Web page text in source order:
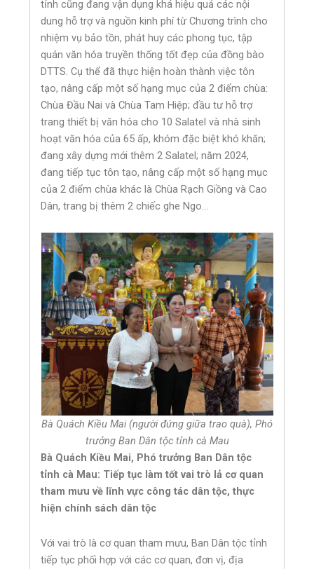
tỉnh cũng đang vận dụng khá hiệu quả các nội
dung hỗ trợ và nguồn kinh phí từ Chương trình cho
nhiệm vụ bảo tồn, phát huy các phong tục, tập
quán văn hóa truyền thống tốt đẹp của đồng bào
DTTS. Cụ thể đã thực hiện hoàn thành việc tôn
tạo, nâng cấp một số hạng mục của 2 điểm chùa:
Chùa Đầu Nai và Chùa Tam Hiệp; đầu tư hỗ trợ
trang thiết bị văn hóa cho 10 Salatel và nhà sinh
hoạt văn hóa của 65 ấp, khóm đặc biệt khó khăn;
đang xây dựng mới thêm 2 Salatel; năm 2024,
đang tiếp tục tôn tạo, nâng cấp một số hạng mục
của 2 điểm chùa khác là Chùa Rạch Giồng và Cao
Dân, trang bị thêm 2 chiếc ghe Ngo…
Bà Quách Kiều Mai (người đứng giữa trao quà), Phó
trưởng Ban Dân tộc tỉnh cà Mau
Bà Quách Kiều Mai, Phó trưởng Ban Dân tộc
tỉnh cà Mau: Tiếp tục làm tốt vai trò lả cơ quan
tham mưu về lĩnh vực công tác dân tộc, thực
hiện chính sách dân tộc
Với vai trò là cơ quan tham mưu, Ban Dân tộc tỉnh
tiếp tục phối hợp với các cơ quan, đơn vị, địa